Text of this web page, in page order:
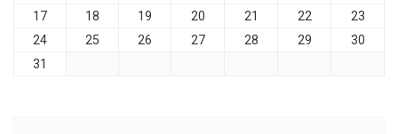
17
18 19 20 21 22
23
24
25 26 27 28 29
30
31